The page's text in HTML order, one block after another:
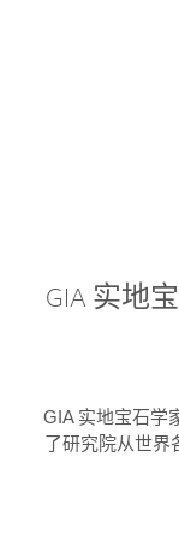
GIA 实地
GIA 实地宝石学
了研究院从世界